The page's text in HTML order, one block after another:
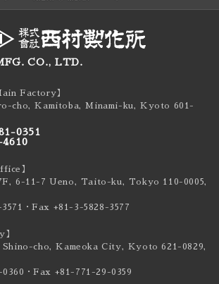
CO., LTD.
Factory】
cho, Kamitoba, Minami-ku,Kyoto 601-
0351
】
6-11-7 Ueno, Taito-ku, Tokyo 110-0005,
・Fax +81-3-5828-3577
cho, Kameoka City, Kyoto 621-0829,
・Fax +81-771-29-0359